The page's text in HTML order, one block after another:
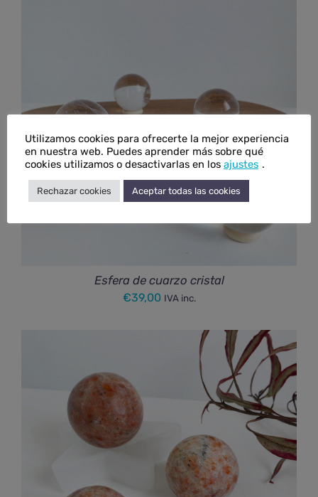
Esfera de cuarzo cristal
€39,00 IVA inc.
Utilizamos cookies para ofrecerte la mejor experiencia
en nuestra web. Puedes aprender más sobre qué
cookies utilizamos o desactivarlas en los ajustes .
Rechazar cookies Aceptar todas las cookies